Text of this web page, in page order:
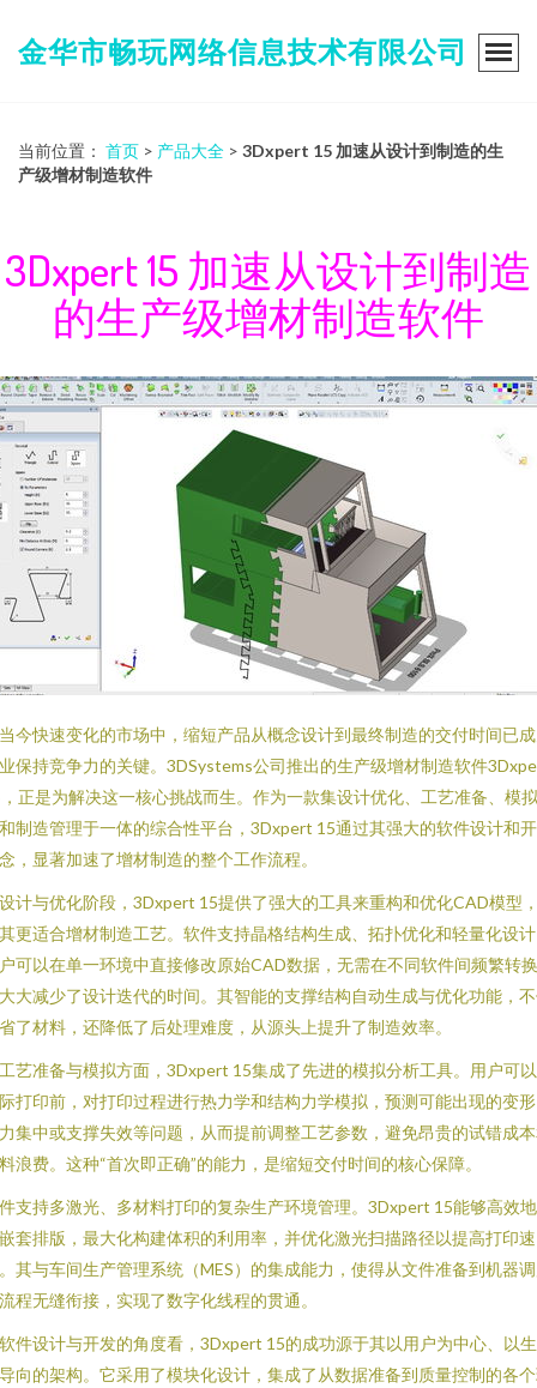
金华市畅玩网络信息技术有限公司
当前位置： 首页 > 产品大全 > 3Dxpert 15 加速从设计到制造的生
产级增材制造软件
3Dxpert 15 加速从设计到制造
的生产级增材制造软件
今快速变化的市场中，缩短产品从概念设计到最终制造的交付时间已
保持竞争力的关键。3DSystems公司推出的生产级增材制造软件
正是为解决这一核心挑战而生。作为一款集设计优化、工艺准备、模
制造管理于一体的综合性平台，3Dxpert 15通过其强大的软件设计和
，显著加速了增材制造的整个工作流程。
计与优化阶段，3Dxpert 15提供了强大的工具来重构和优化CAD模型
更适合增材制造工艺。软件支持晶格结构生成、拓扑优化和轻量化设
可以在单一环境中直接修改原始CAD数据，无需在不同软件间频繁转
大减少了设计迭代的时间。其智能的支撑结构自动生成与优化功能，
了材料，还降低了后处理难度，从源头上提升了制造效率。
艺准备与模拟方面，3Dxpert 15集成了先进的模拟分析工具。用户可
打印前，对打印过程进行热力学和结构力学模拟，预测可能出现的变
集中或支撑失效等问题，从而提前调整工艺参数，避免昂贵的试错成
浪费。这种“首次即正确”的能力，是缩短交付时间的核心保障。
支持多激光、多材料打印的复杂生产环境管理。3Dxpert 15能够高效
套排版，最大化构建体积的利用率，并优化激光扫描路径以提高打印速
其与车间生产管理系统（MES）的集成能力，使得从文件准备到机器
程无缝衔接，实现了数字化线程的贯通。
件设计与开发的角度看，3Dxpert 15的成功源于其以用户为中心、以
向的架构。它采用了模块化设计，集成了从数据准备到质量控制的各